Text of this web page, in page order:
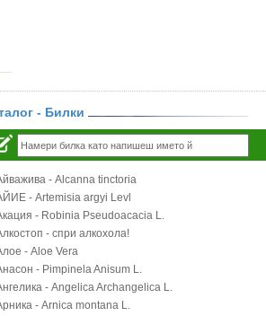
- Билки
- Alcanna tinctoria
- Artemisia argyi Levl
- Robinia Pseudoacacia L.
- спри алкохола!
- Aloe Vera
- Pimpinela Anisum L.
- Angelica Archangelica L.
- Arnica montana L.